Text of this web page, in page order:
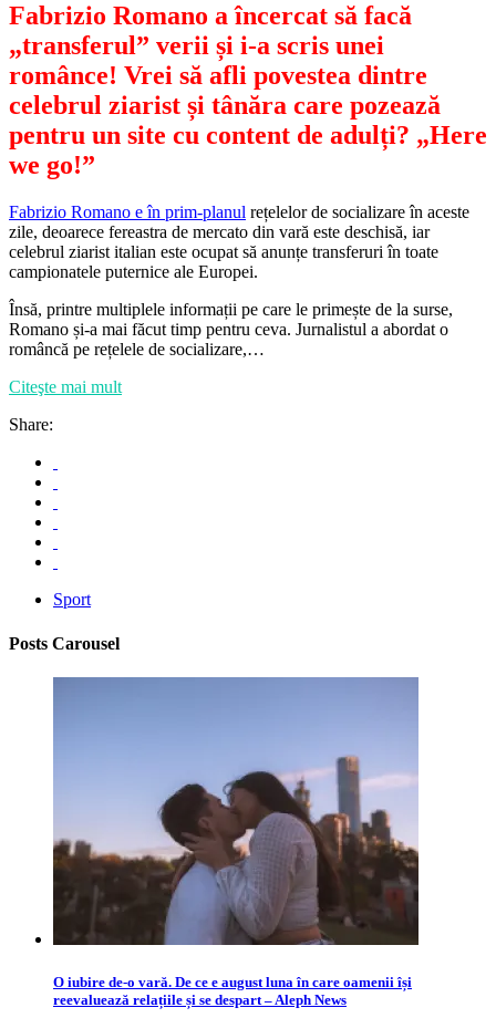
Fabrizio Romano a încercat să facă
„transferul” verii și i-a scris unei
românce! Vrei să afli povestea dintre
celebrul ziarist și tânăra care pozează
pentru un site cu content de adulți? „Here
we go!”
Fabrizio Romano e în prim-planul rețelelor de socializare în aceste
zile, deoarece fereastra de mercato din vară este deschisă, iar
celebrul ziarist italian este ocupat să anunțe transferuri în toate
campionatele puternice ale Europei.
Însă, printre multiplele informații pe care le primește de la surse,
Romano și-a mai făcut timp pentru ceva. Jurnalistul a abordat o
româncă pe rețelele de socializare,…
Citeşte mai mult
Share:
Sport
Posts Carousel
O iubire de-o vară. De ce e august luna în care oamenii își
reevaluează relațiile și se despart – Aleph News